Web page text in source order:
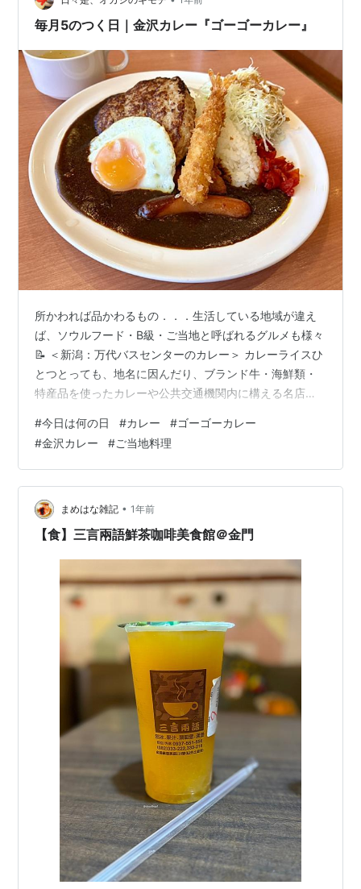
クグマ舎、探したら奥の方で…
毎月5のつく日｜金沢カレー『ゴーゴーカレー』
所かわれば品かわるもの．．．生活している地域が違え
ば、ソウルフード・B級・ご当地と呼ばれるグルメも様々
📝 ＜新潟：万代バスセンターのカレー＞ カレーライスひ
とつとっても、地名に因んだり、ブランド牛・海鮮類・
特産品を使ったカレーや公共交通機関内に構える名店な
中でも、県民の秘密を芸能人がぶっちゃけるバラエティ
番組で紹介された「金沢カレー」を初めてみた時は圧倒
されました💦 2010年初夏頃だったと思いますが、これま
でカレーライスの端に千切りキャベツを添えることはあ
っても、ドロっとしたカレーライスにカツをテンコ盛り
したカツカレーは見たことがなかったの…
#今日は何の日 #カレー #ゴーゴーカレー
#金沢カレー #ご当地料理
まめはな雑記 • 1年前
【食】三言兩語鮮茶咖啡美食館＠金門